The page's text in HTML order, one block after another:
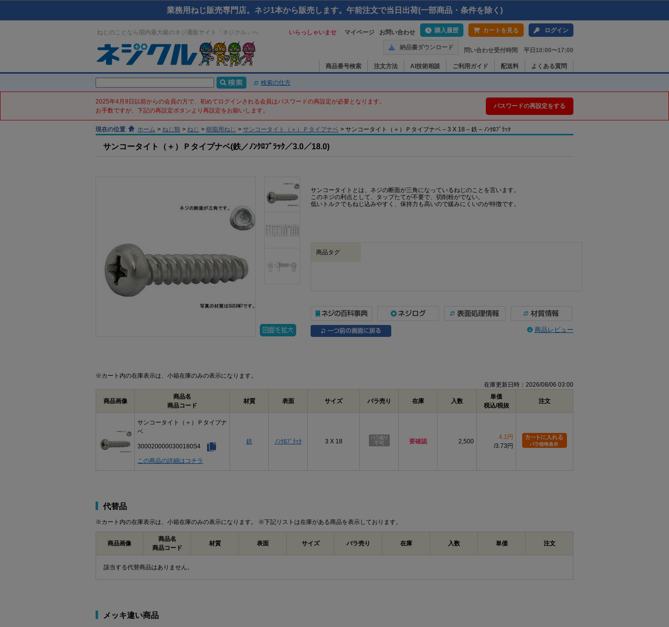
業務用ねじ販売専門店。ネジ1本から販売します。午前注文で当日出荷(一部商品・条件を除く)
ねじのことなら国内最大級のネジ通販サイト「ネジクル」へ いらっしゃいませ マイページ お問い合わせ 購入履歴 カートを見る ログイン
納品書ダウンロード 問い合わせ受付時間 平日10:00〜17:00
商品番号検索 注文方法 AI技術相談 ご利用ガイド 配送料 よくある質問
検索の仕方
2025年4月9日以前からの会員の方で、初めてログインされる会員はパスワードの再設定が必要となります。
お手数ですが、下記の再設定ボタンより再設定をお願いします。
パスワードの再設定をする
現在の位置 ホーム > ねじ類 > ねじ > 樹脂用ねじ > サンコータイト（＋）Ｐタイプナベ > サンコータイト（＋）Ｐタイプナベ – 3 X 18 – 鉄 – ﾉﾝｸﾛﾌﾞﾗｯｸ
サンコータイト（＋）Ｐタイプナベ(鉄／ﾉﾝｸﾛﾌﾞﾗｯｸ／3.0／18.0)
サンコータイトとは、ネジの断面が三角になっているねじのことを言います。
このネジの利点として、タップたてが不要で、切削粉がでない。
低いトルクでもねじ込みやすく、保持力も高いので緩みにくいのが特徴です。
商品タグ
商品レビュー
※カート内の在庫表示は、小箱在庫のみの表示になります。
在庫更新日時：2026/08/06 03:00
商品画像
商品名
商品コード
材質 表面 サイズ バラ売り 在庫 入数
単価
税込/税抜
注文
サンコータイト（＋）Ｐタイプナ
ベ
3000200000300180S4
この商品の詳細はコチラ
鉄 ﾉﾝｸﾛﾌﾞﾗｯｸ 3 X 18 要確認 2,500
4.1円
3.73円
代替品
※カート内の在庫表示は、小箱在庫のみの表示になります。 ※下記リストは在庫がある商品を表示しております。
商品画像
商品名
商品コード
材質 表面 サイズ バラ売り 在庫 入数 単価 注文
該当する代替商品はありません。
メッキ違い商品